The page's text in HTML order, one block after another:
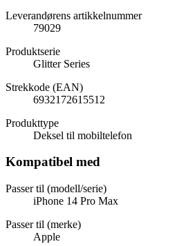
Leverandørens artikkelnummer
79029
Produktserie
Glitter Series
Strekkode (EAN)
6932172615512
Produkttype
Deksel til mobiltelefon
Kompatibel med
Passer til (modell/serie)
iPhone 14 Pro Max
Passer til (merke)
Apple